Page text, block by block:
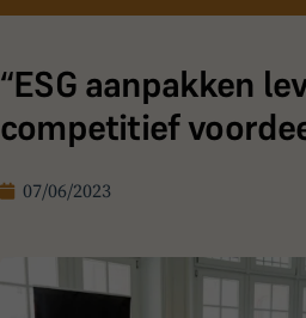
“ESG aanpakken
competitief
07/06/2023